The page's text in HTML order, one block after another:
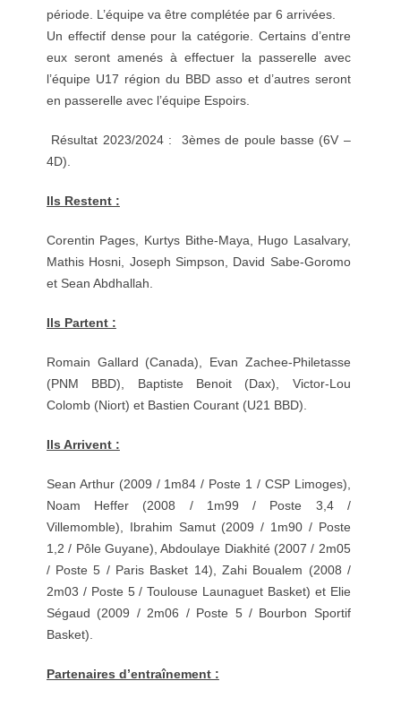
période. L’équipe va être complétée par 6 arrivées.
Un effectif dense pour la catégorie. Certains d’entre
eux seront amenés à effectuer la passerelle avec
l’équipe U17 région du BBD asso et d’autres seront
en passerelle avec l’équipe Espoirs.
Résultat 2023/2024 : 3èmes de poule basse (6V –
4D).
Ils Restent :
Corentin Pages, Kurtys Bithe-Maya, Hugo Lasalvary,
Mathis Hosni, Joseph Simpson, David Sabe-Goromo
et Sean Abdhallah.
Ils Partent :
Romain Gallard (Canada), Evan Zachee-Philetasse
(PNM BBD), Baptiste Benoit (Dax), Victor-Lou
Colomb (Niort) et Bastien Courant (U21 BBD).
Ils Arrivent :
Sean Arthur (2009 / 1m84 / Poste 1 / CSP Limoges),
Noam Heffer (2008 / 1m99 / Poste 3,4 /
Villemomble), Ibrahim Samut (2009 / 1m90 / Poste
1,2 / Pôle Guyane), Abdoulaye Diakhité (2007 / 2m05
/ Poste 5 / Paris Basket 14), Zahi Boualem (2008 /
2m03 / Poste 5 / Toulouse Launaguet Basket) et Elie
Ségaud (2009 / 2m06 / Poste 5 / Bourbon Sportif
Basket).
Partenaires d’entraînement :